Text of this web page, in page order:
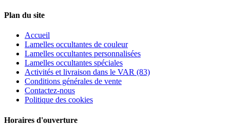
Plan du site
Accueil
Lamelles occultantes de couleur
Lamelles occultantes personnalisées
Lamelles occultantes spéciales
Activités et livraison dans le VAR (83)
Conditions générales de vente
Contactez-nous
Politique des cookies
Horaires d'ouverture